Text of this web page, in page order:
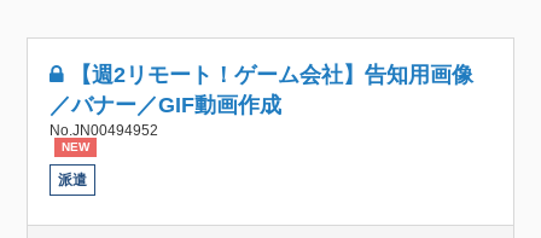
【週2リモート！ゲーム会社】告知用画像
／バナー／GIF動画作成
No.JN00494952
NEW
派遣